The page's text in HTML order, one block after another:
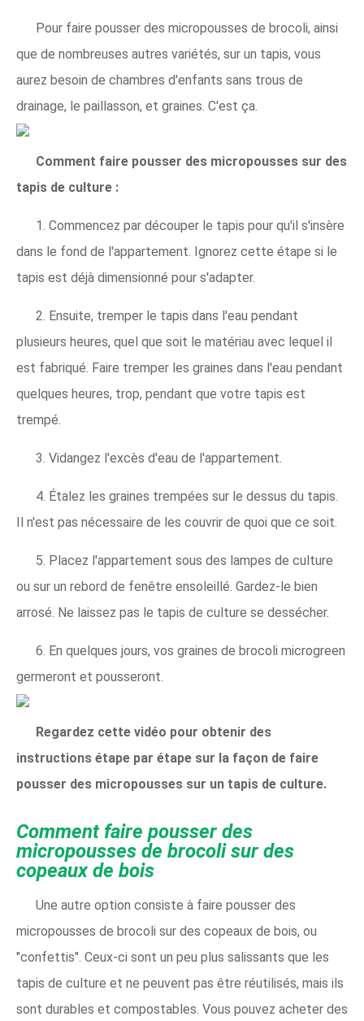
Pour faire pousser des micropousses de brocoli, ainsi
que de nombreuses autres variétés, sur un tapis, vous
aurez besoin de chambres d'enfants sans trous de
drainage, le paillasson, et graines. C'est ça.
Comment faire pousser des micropousses sur des
tapis de culture :
1. Commencez par découper le tapis pour qu'il s'insère
dans le fond de l'appartement. Ignorez cette étape si le
tapis est déjà dimensionné pour s'adapter.
2. Ensuite, tremper le tapis dans l'eau pendant
plusieurs heures, quel que soit le matériau avec lequel il
est fabriqué. Faire tremper les graines dans l'eau pendant
quelques heures, trop, pendant que votre tapis est
trempé.
3. Vidangez l'excès d'eau de l'appartement.
4. Étalez les graines trempées sur le dessus du tapis.
Il n'est pas nécessaire de les couvrir de quoi que ce soit.
5. Placez l'appartement sous des lampes de culture
ou sur un rebord de fenêtre ensoleillé. Gardez-le bien
arrosé. Ne laissez pas le tapis de culture se dessécher.
6. En quelques jours, vos graines de brocoli microgreen
germeront et pousseront.
Regardez cette vidéo pour obtenir des
instructions étape par étape sur la façon de faire
pousser des micropousses sur un tapis de culture.
Comment faire pousser des
micropousses de brocoli sur des
copeaux de bois
Une autre option consiste à faire pousser des
micropousses de brocoli sur des copeaux de bois, ou
"confettis". Ceux-ci sont un peu plus salissants que les
tapis de culture et ne peuvent pas être réutilisés, mais ils
sont durables et compostables. Vous pouvez acheter des